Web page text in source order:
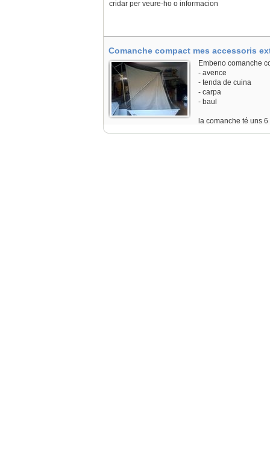
cridar per veure-ho o informacion
Comanche compact mes accessoris
Embeno comanche
- avence
- tenda de cuina
- carpa
- baul
la comanche té uns